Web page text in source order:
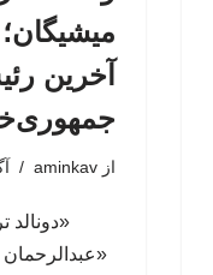
آخرین
از aminkav